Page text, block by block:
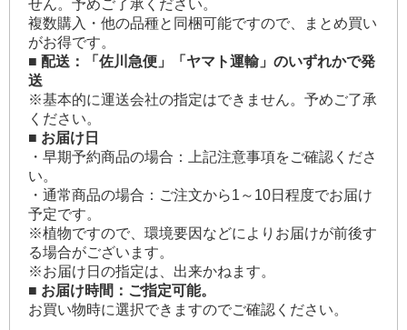
せん。予めご了承ください。
複数購入・他の品種と同梱可能ですので、まとめ買い
がお得です。
■ 配送：「佐川急便」「ヤマト運輸」のいずれかで発
送
※基本的に運送会社の指定はできません。予めご了承
ください。
■ お届け日
・早期予約商品の場合：上記注意事項をご確認くださ
い。
・通常商品の場合：ご注文から1～10日程度でお届け
予定です。
※植物ですので、環境要因などによりお届けが前後す
る場合がございます。
※お届け日の指定は、出来かねます。
■ お届け時間：ご指定可能。
お買い物時に選択できますのでご確認ください。